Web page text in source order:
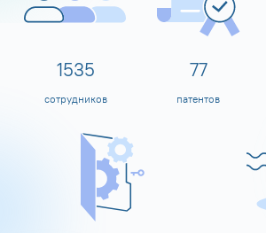
1600
сотрудников
80
патентов